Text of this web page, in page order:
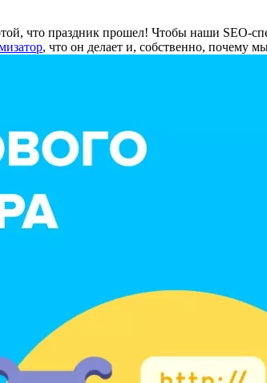
что праздник прошел! Чтобы наши SEO-
, что он делает и, собственно, почему